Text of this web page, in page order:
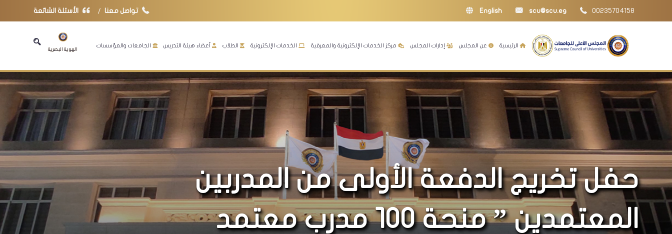
00235704158
scu@scu.eg
English تواصل معنا الأسئلة الشائعة
الرئيسية عن المجلس إدارات المجلس مركز الخدمات الإلكترونية والمعرفية الخدمات الإلكترونية الطلاب أعضاء هيئة التدريس الجامعات والمؤسسات
الهوية البصرية
حفل تخريج الدفعة الأولى من المدربين
المعتمدين ” منحة ١٠٠ مدرب معتمد